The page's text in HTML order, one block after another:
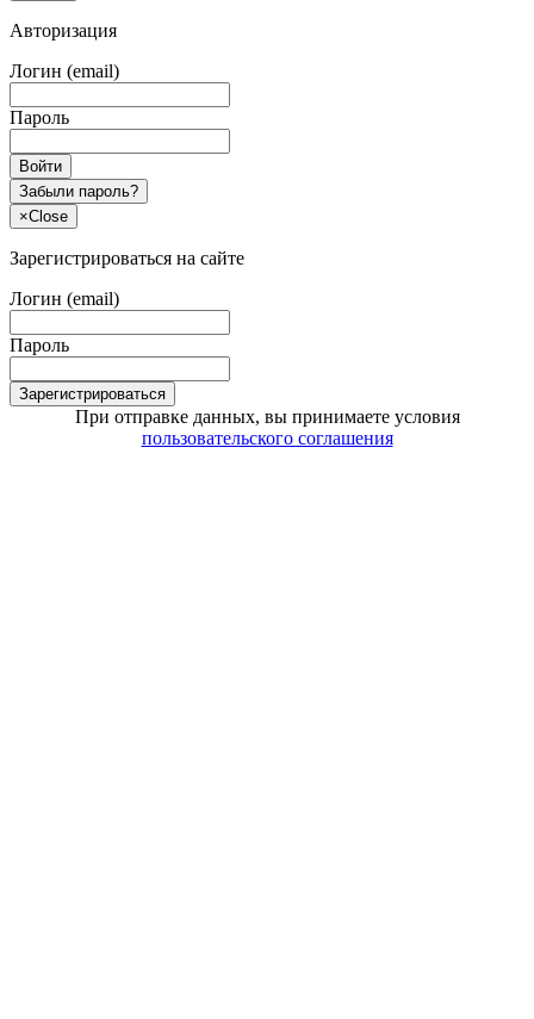
Авторизация
Логин (email)
Пароль
Войти
Забыли пароль?
×Close
Зарегистрироваться на сайте
Логин (email)
Пароль
Зарегистрироваться
При отправке данных, вы принимаете условия
пользовательского соглашения